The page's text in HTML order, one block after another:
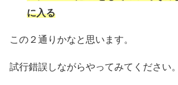
に入る
この２通りかなと思います。
試行錯誤しながらやってみてください。